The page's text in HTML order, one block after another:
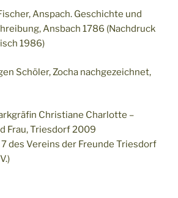
Anspach. Geschichte und
Ansbach 1786 (Nachdruck
1986)
Schöler, Zocha nachgezeichnet,
Christiane Charlotte –
Frau, Triesdorf 2009
7 des Vereins der Freunde Triesdorf